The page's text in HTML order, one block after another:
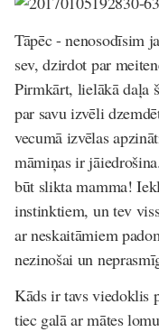
Tāpēc - nenosodīsim
sev, dzirdot par
Pirmkārt, lielākā daļa
par savu izvēli
vecumā izvēlas
māmiņas ir
būt slikta mamma!
instinktiem, un tev
ar neskaitāmiem
nezinošai un
Kāds ir tavs viedoklis
tiec galā ar mātes